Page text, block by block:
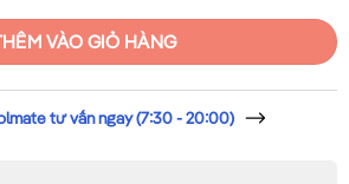
VÀO GIỎ HÀNG
tư vấn ngay (7:30 - 20:00)